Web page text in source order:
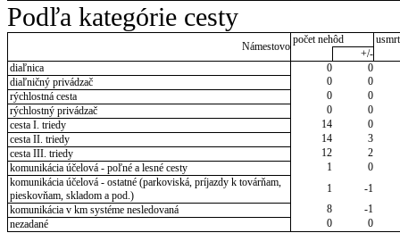
Podľa kategórie cesty
Námestovo
počet nehôd
+/-
diaľnica
0
0
diaľničný privádzač
0
0
rýchlostná cesta
0
0
rýchlostný privádzač
0
0
cesta I. triedy
14
0
cesta II. triedy
14
3
cesta III. triedy
12
2
komunikácia účelová - poľné a lesné cesty
1
0
komunikácia účelová - ostatné (parkoviská, príjazdy k továrňam,
pieskovňam, skladom a pod.)
1
-1
komunikácia v km systéme nesledovaná
8
-1
nezadané
0 0